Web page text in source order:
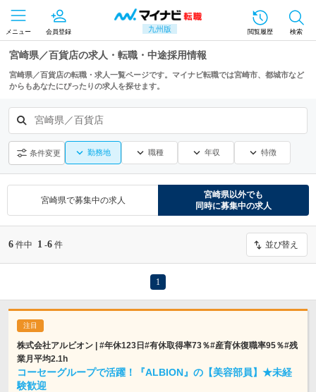
九州版
メニュー 会員登録 閲覧履歴 検索
宮崎県／百貨店の求人・転職・中途採用情報
宮崎県／百貨店の転職・求人一覧ページです。マイナビ転職では宮崎市、都城市など
からもあなたにぴったりの求人を探せます。
宮崎県／百貨店
条件変更 勤務地 職種 年収 特徴
宮崎県で募集中の求人
宮崎県以外でも
同時に募集中の求人
6 件中 1 -6 件 並び替え
1
株式会社アルビオン | #年休123日#有休取得率73％#産育休復職率95％#残
業月平均2.1h
コーセーグループで活躍！『ALBION』の【美容部員】★未経
験歓迎